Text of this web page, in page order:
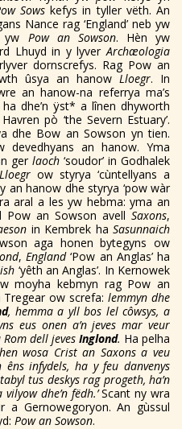
Sowskefys in tyller vëth. An
Nance rag ‘England’ neb yw
yw Pow an Sowson. Hèn yw
Lhuyd in y lyverArchæologia
dornscrefys. Rag Pow an
ûsya an hanow Lloegr. In
an hanow-na referrya ma’s
ha dhe’n ÿst* a lînen dhyworth
pò ‘the Severn Estuary’.
dhe Bow an Sowson yn tien.
devedhyans an hanow. Yma
ger laoch‘soudor’ in Godhalek
Lloegr ow styrya ‘cùntellyans a
an hanow dhe styrya ‘pow wàr
aral a les yw hebma: yma an
Pow an Sowson avell Saxons,
in Kembrek haSasunnaich
aga honen bytegyns ow
,England‘Pow an Anglas’ ha
‘yêth an Anglas’. In Kernowek
moyha kebmyn rag Pow an
Tregear ow screfa:lemmyn dhe
, hemma a yll bos lel côwsys, a
eus onen a’n jeves mar veur
dell jeves Inglond. Ha pelha
wosa Crist an Saxons a veu
infydels, ha y feu danvenys
tus deskys rag progeth, ha’n
dhe’n fëdh.’Scant ny wra
a Gernowegoryon. An gùssul
Pow an Sowson.